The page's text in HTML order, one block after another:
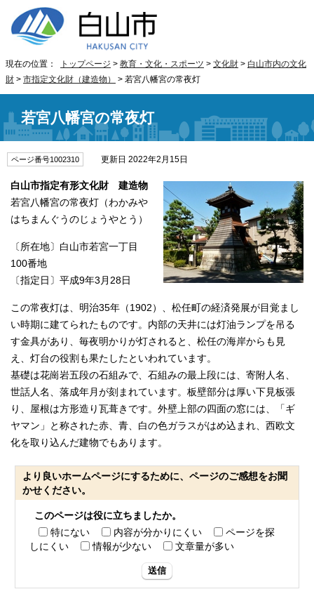
現在の位置： トップページ > 教育・文化・スポーツ > 文化財 > 白山市内の文化
財 > 市指定文化財（建造物） > 若宮八幡宮の常夜灯
若宮八幡宮の常夜灯
ページ番号1002310 更新日 2022年2月15日
白山市指定有形文化財 建造物
若宮八幡宮の常夜灯（わかみや
はちまんぐうのじょうやとう）
〔所在地〕白山市若宮一丁目
100番地
〔指定日〕平成9年3月28日
この常夜灯は、明治35年（1902）、松任町の経済発展が目覚まし
い時期に建てられたものです。内部の天井には灯油ランプを吊る
す金具があり、毎夜明かりが灯されると、松任の海岸からも見
え、灯台の役割も果たしたといわれています。
基礎は花崗岩五段の石組みで、石組みの最上段には、寄附人名、
世話人名、落成年月が刻まれています。板壁部分は厚い下見板張
り、屋根は方形造り瓦葺きです。外壁上部の四面の窓には、「ギ
ヤマン」と称された赤、青、白の色ガラスがはめ込まれ、西欧文
化を取り込んだ建物でもあります。
より良いホームページにするために、ページのご感想をお聞
かせください。
このページは役に立ちましたか。
特にない
内容が分かりにくい
ページを探
しにくい
情報が少ない 文章量が多い
送信